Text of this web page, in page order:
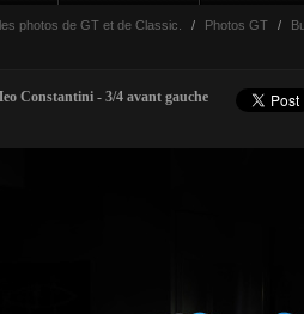
photos de GT et de Classic. / Photos GT /
Constantini - 3/4 avant gauche